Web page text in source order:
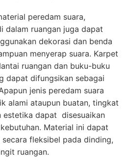
peredam suara,
dalam ruangan juga dapat
dekorasi dan benda
menyerap suara. Karpet
ruangan dan buku-buku
dapat difungsikan sebagai
jenis peredam suara
alami ataupun buatan, tingkat
estetika dapat disesuaikan
Material ini dapat
fleksibel pada dinding,
ruangan.